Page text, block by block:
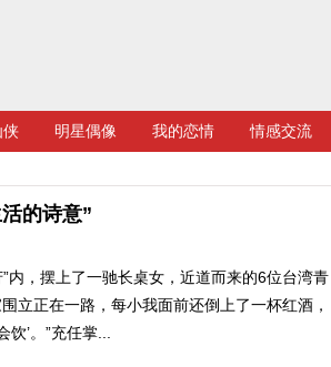
侠 明星偶像 我的恋情 情感交流
的诗意”
，摆上了一驰长桌女，近道而来的6位台湾青
立正在一路，每小我面前还倒上了一杯红酒，
’。”充任掌...